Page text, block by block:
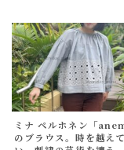
bag
egg bag
ショルダーバ
toast bag
ミナ ペルホネン「
のブラウス。時を越え